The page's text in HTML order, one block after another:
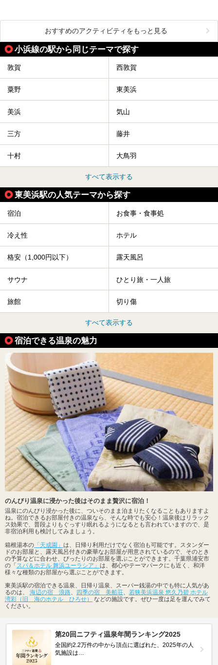
おすすめのアクティビティをもっと見る
小浜線の駅から同じテーマで探す
敦賀 西敦賀
粟野 東美浜
美浜 気山
三方 藤井
十村 大鳥羽
すべて表示する
東美浜駅の人気テーマから探す
宿泊 お食事・食事処
冷え性 ホテル
格安（1,000円以下） 露天風呂
サウナ ひとり旅・一人旅
旅館 切り傷
すべて表示する
宿泊できる温泉の魅力
のんびり温泉に浸かった後はそのまま贅沢に宿泊！
温泉にのんびり浸かった後に、ついそのまま泊まりたくなることもありますよ
ね。宿泊できるお部屋付きの温泉なら、そんな時でも安心！温泉後はリラック
ス効果で、普段よりもぐっすり眠れるようになるとも言われていますので、是
非宿泊利用も検討してみましょう。
箱根湯本の 「天成園」 は、日帰り利用だけでなく宿泊も可能です。スタンダー
ドのお部屋と、露天風呂付きの豪華なお部屋が用意されているので、そのとき
の予算などに合わせ、ぴったりのお部屋を選ぶことができます。千葉県浦安市
の「スパ＆ホテル 舞浜ユーラシア」 は、都心やテーマパークにも近く、和洋
様々な種類のお部屋から選ぶことができます。
東美浜駅の宿泊できる温泉、日帰り温泉、スーパー銭湯の中でも特に人気があ
るのは、 海辺の宿 浪路、 四季の宿 美船荘、 若狭美浜温泉 悠久乃碧 ホテル
湾彩（旧 海のホテル ひろせ）
などの施設です。ぜひ一度は足を運んでみて
ください。
第20回ニフティ温泉年間ランキング2025
全国約2.2万件の中から頂点に選ばれた、2025年の人
気施設は…